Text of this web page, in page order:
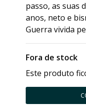
passo, as suas
anos, neto e
Guerra vivida
Fora de stock
Este produto